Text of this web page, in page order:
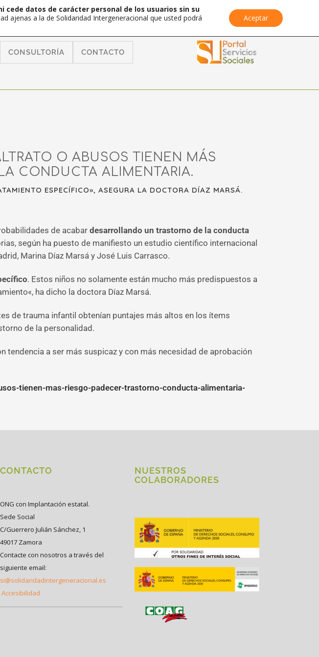
CONSULTORÍA CONTACTO
O ABUSOS TIENEN MÁS
CONDUCTA ALIMENTARIA.
ESPECÍFICO», ASEGURA LA DOCTORA DÍAZ MARSÁ.
de acabar desarrollando un trastorno de la conducta
según ha puesto de manifiesto un estudio científico internacional
Marina Díaz Marsá y José Luis Carrasco.
. Estos niños no solamente están mucho más predispuestos a
ha dicho la doctora Díaz Marsá.
de trauma infantil obtenían puntajes más altos en los ítems
de la personalidad.
tendencia a ser más suspicaz y con más necesidad de aprobación
tienen-mas-riesgo-padecer-trastorno-conducta-alimentaria-
CONTACTO
ONG con Implantación estatal.
Sede Social
C/Guerrero Julián Sánchez, 1
49017 Zamora
Contacte con nosotros a través del
siguiente email:
si@solidaridadintergeneracional.es
Accesibilidad
NUESTROS
COLABORADORES
datos de carácter personal de los usuarios sin su
ajenas a la de Solidaridad Intergeneracional que usted podrá
Aceptar